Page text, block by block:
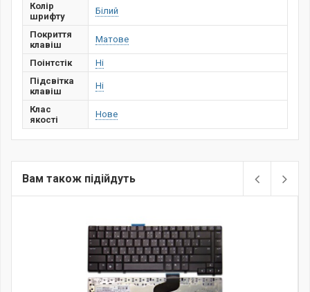
Колір
шрифту
Білий
Покриття
клавіш
Матове
Поінтстік
Ні
Підсвітка
клавіш
Ні
Клас
якості
Нове
Вам також підійдуть